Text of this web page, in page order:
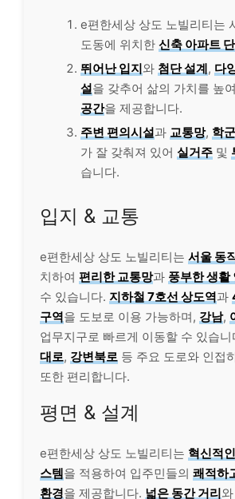
e편한세상 상도 노빌리티는
도동에 위치한 신축 아파트
뛰어난 입지와 첨단 설계, 다
설을 갖추어 삶의 가치를 높
공간을 제공합니다.
주변 편의시설과 교통망, 학군
가 잘 갖춰져 있어 실거주 및
습니다.
입지 & 교통
e편한세상 상도 노빌리티는 서울 동
치하여 편리한 교통망과 풍부한 생활
수 있습니다. 지하철 7호선 상도역과
구역을 도보로 이용 가능하며, 강남,
업무지구로 빠르게 이동할 수 있습니
대로, 강변북로 등 주요 도로와 인접
또한 편리합니다.
평면 & 설계
e편한세상 상도 노빌리티는 혁신적
스템을 적용하여 입주민들의 쾌적하
환경을 제공합니다. 넓은 동간 거리와